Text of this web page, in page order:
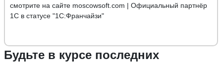
смотрите на сайте moscowsoft.com | Официальный партнёр
1С в статусе "1С:Франчайзи"
Будьте в курсе последних